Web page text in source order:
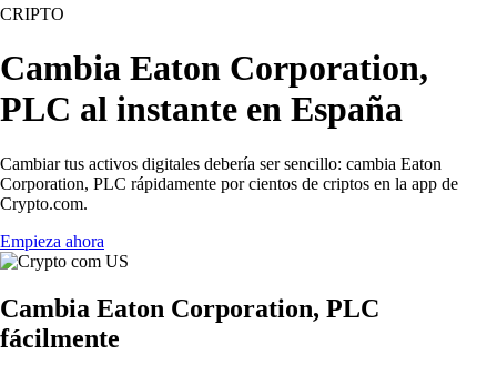
CRIPTO
Cambia Eaton Corporation,
PLC al instante en España
Cambiar tus activos digitales debería ser sencillo: cambia Eaton
Corporation, PLC rápidamente por cientos de criptos en la app de
Crypto.com.
Empieza ahora
Cambia Eaton Corporation, PLC
fácilmente